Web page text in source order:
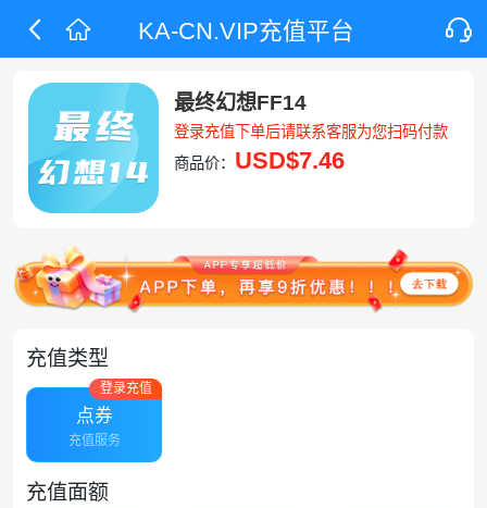
KA-CN.VIP充值平台
最终幻想FF14
登录充值下单后请联系客服为您扫码付款
商品价： USD$7.46
充值类型
登录充值
点券
充值服务
充值面额